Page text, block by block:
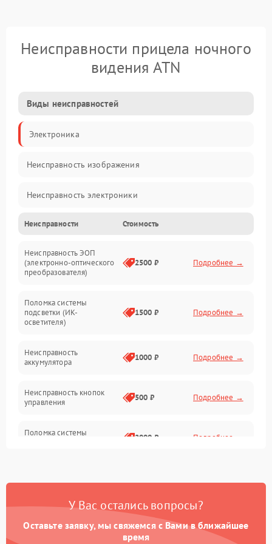
Неисправности прицела ночного
видения ATN
Виды неисправностей
Электроника
Неисправность изображения
Неисправность электроники
Механические повреждения
Неисправность управления
Оптика
Неисправности Стоимость
Неисправность ЭОП
(электронно-оптического
преобразователя)
2500 ₽ Подробнее →
Поломка системы
подсветки (ИК-
осветителя)
1500 ₽ Подробнее →
Неисправность
аккумулятора
1000 ₽ Подробнее →
Неисправность кнопок
управления
500 ₽ Подробнее →
Поломка системы
2000 ₽ Подробнее →
защиты от перегрузок
Неисправность системы
автоматического
отключения
1000 ₽ Подробнее →
У Вас остались вопросы?
Оставьте заявку, мы свяжемся с Вами в ближайшее
время